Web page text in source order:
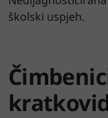
školski uspjeh.